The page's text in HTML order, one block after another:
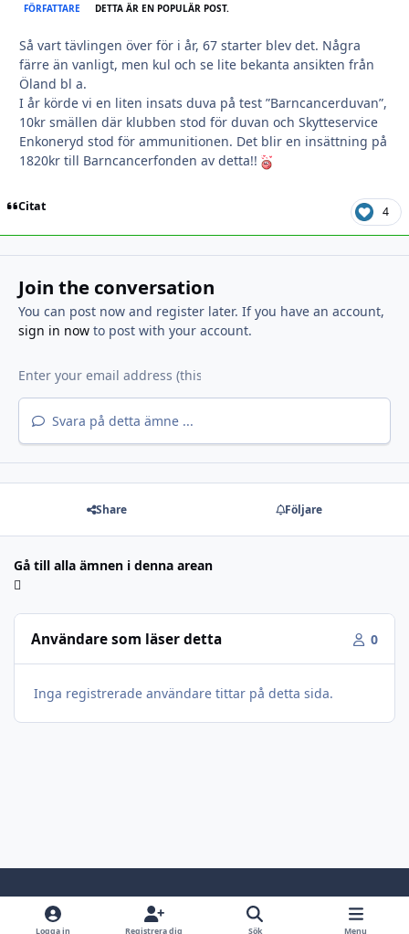
FÖRFATTARE DETTA ÄR EN POPULÄR POST.
Så vart tävlingen över för i år, 67 starter blev det. Några
färre än vanligt, men kul och se lite bekanta ansikten från
Öland bl a.
I år körde vi en liten insats duva på test ”Barncancerduvan”,
10kr smällen där klubben stod för duvan och Skytteservice
Enkoneryd stod för ammunitionen. Det blir en insättning på
1820kr till Barncancerfonden av detta!!
Citat 4
Join the conversation
You can post now and register later. If you have an account,
sign in nowto post with your account.
Svara på detta ämne ...
Share Följare
Gå till alla ämnen i denna arean
Användare som läser detta 0
Inga registrerade användare tittar på detta sida.
Light ModeDark ModeSystem Preference
Logga in Registrera dig Sök Menu